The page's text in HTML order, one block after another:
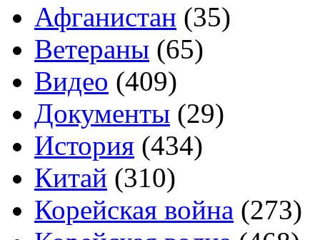
Афганистан (35)
Ветераны (65)
Видео (409)
Документы (29)
История (434)
Китай (310)
Корейская война (273)